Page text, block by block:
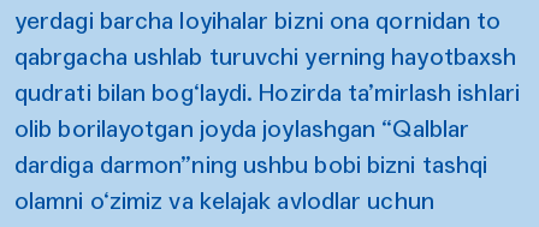
yerdagi barcha loyihalar bizni ona qornidan to
qabrgacha ushlab turuvchi yerning hayotbaxsh
qudrati bilan bog‘laydi. Hozirda ta’mirlash ishlari
olib borilayotgan joyda joylashgan “Qalblar
dardiga darmon”ning ushbu bobi bizni tashqi
olamni o‘zimiz va kelajak avlodlar uchun